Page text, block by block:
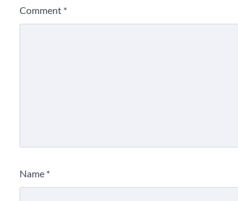
Comment *
Name *